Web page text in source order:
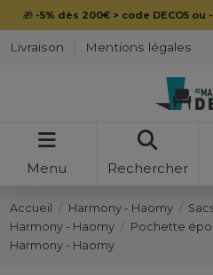
🎁 -5% dès 200€ > code DECO5 ou
Livraison Mentions légales
Menu Rechercher
Accueil Harmony - Haomy
Harmony - Haomy
Pochette
Harmony - Haomy